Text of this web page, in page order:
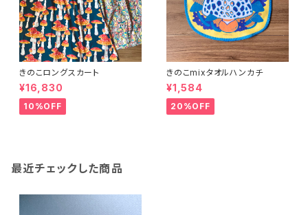
きのこロングスカート
¥16,830
10%OFF
きのこmixタオルハンカチ
¥1,584
20%OFF
最近チェックした商品